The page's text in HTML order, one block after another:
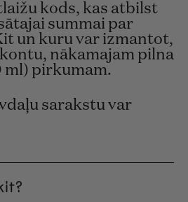
kods, kas atbilst
summai par
un kuru var izmantot,
nākamajam pilna
ml) pirkumam.
sarakstu var